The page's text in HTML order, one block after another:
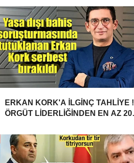
ERKAN KORK'A İLGİNÇ TAHLİYE !
ÖRGÜT LİDERLİĞİNDEN EN AZ 20
YATTI ÇIKTI!